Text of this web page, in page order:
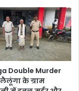
Double Murder
के ग्राम